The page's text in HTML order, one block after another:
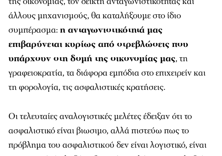
συμπέρασμα:η ανταγωνιστικότητά μας
επιβαρύνεται κυρίως από στρεβλώσεις που
υπάρχουν στη δομή της οικονομίας μας
γραφειοκρατία, τα διάφορα εμπόδια στο επιχειρείν και
τη φορολογία, τις ασφαλιστικές κρατήσεις.
Οι τελευταίες αναλογιστικές μελέτες έδειξαν ότι το
πρόβλημα του ασφαλιστικού δεν είναι λογιστικό, είναι
οικονομικό. Δηλαδή, η βασικότερη λύση για να λυθεί
και το ασφαλιστικό είναι να έχουμε ρυθμούς